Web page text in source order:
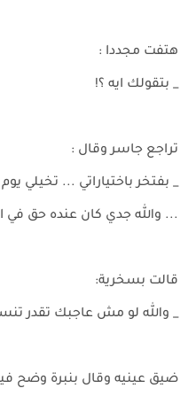
هتفت مجددا :
_ بتقولك ايه ؟!
تراجع جاسر وقال :
_ بفتخر باختياراتي ... تخيلي
... والله جدي كان عنده حق في
قالت بسخرية:
_ والله لو مش عاجبك تقدر
ضيق عينيه وقال بنبرة وضح